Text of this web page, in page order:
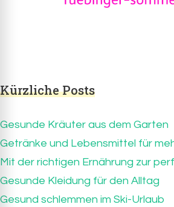
Kürzliche Posts
Gesunde Kräuter aus dem Garten
Getränke und Lebensmittel für
Mit der richtigen Ernährung zur
Gesunde Kleidung für den Alltag
Gesund schlemmen im Ski-Urlaub